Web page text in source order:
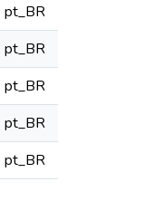
pt_BR
pt_BR
pt_BR
pt_BR
pt_BR